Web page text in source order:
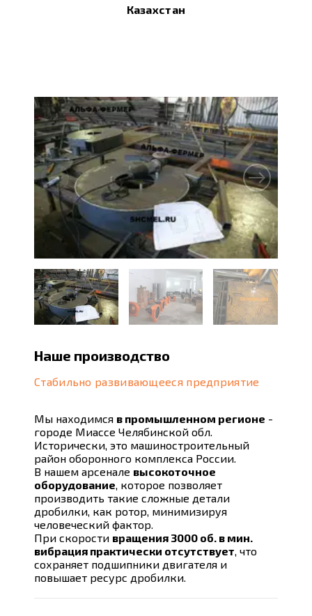
Казахстан
Наше производство
Стабильно развивающееся предприятие
Мы находимся в промышленном регионе -
городе Миассе Челябинской обл.
Исторически, это машиностроительный
район оборонного комплекса России.
В нашем арсенале высокоточное
оборудование, которое позволяет
производить такие сложные детали
дробилки, как ротор, минимизируя
человеческий фактор.
При скорости вращения 3000 об. в мин.
вибрация практически отсутствует, что
сохраняет подшипники двигателя и
повышает ресурс дробилки.